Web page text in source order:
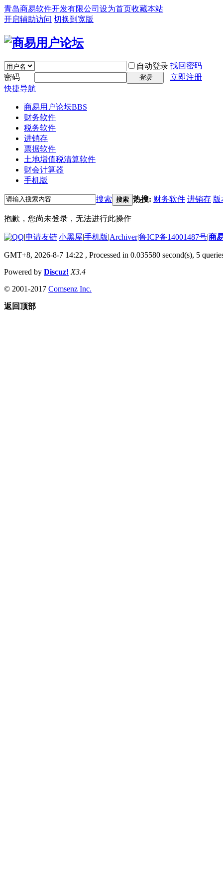
青岛商易软件开发有限公司 设为首页收藏本站
开启辅助访问 切换到宽版
自动登录 找回密码
密码
登录
立即注册
快捷导航
商易用户论坛BBS
财务软件
税务软件
进销存
票据软件
土地增值税清算软件
财会计算器
手机版
搜索 搜索 热搜: 财务软件 进销存 版
抱歉，您尚未登录，无法进行此操作
|申请友链|小黑屋|手机版|Archiver|鲁ICP备14001487号|商
GMT+8, 2026-8-7 14:22 , Processed in 0.035580 second(s), 5
Powered by Discuz! X3.4
© 2001-2017 Comsenz Inc.
返回顶部